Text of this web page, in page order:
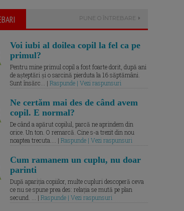
PUNE O ÎNTREBARE
Voi iubi al doilea copil la fel ca pe
primul?
Pentru mine primul copil a fost foarte dorit, după ani
de așteptări și o sarcină pierduta la 16 săptămâni.
Sunt însărc... | Raspunde | Vezi raspunsuri
Ne certăm mai des de când avem
copil. E normal?
De când a apărut copilul, parcă ne aprindem din
orice. Un ton. O remarcă. Cine s-a trezit din nou
noaptea trecuta.... | Raspunde | Vezi raspunsuri
Cum ramanem un cuplu, nu doar
parinti
După apariția copiilor, multe cupluri descoperă ceva
ce nu se spune prea des: relația se mută pe plan
secund. ... | Raspunde | Vezi raspunsuri